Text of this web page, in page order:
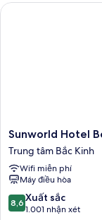
Sunworld
Hotel
Beijing
Wangfujing
Trung
tâm
Bắc
Sunworld Hotel
Trung tâm Bắc Kinh
Wifi miễn phí
Máy điều hòa
8.6
trên
8,6 Xuất sắc
1.001 nhận xét
Sunworld Hotel